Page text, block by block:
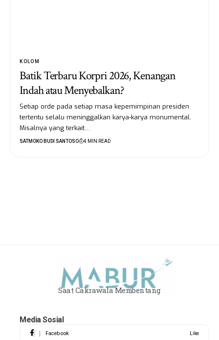
KOLOM
Batik Terbaru Korpri 2026, Kenangan
Indah atau Menyebalkan?
Setiap orde pada setiap masa kepemimpinan presiden
tertentu selalu meninggalkan karya-karya monumental.
Misalnya yang terkait…
SATMOKO BUDI SANTOSO 4 MIN READ
Saat Cakrawala Membentang
Media Sosial
Facebook Like